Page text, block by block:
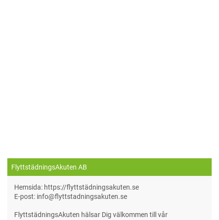
FlyttstädningsAkuten AB
Hemsida: https://flyttstädningsakuten.se
E-post: info@flyttstadningsakuten.se
FlyttstädningsAkuten hälsar Dig välkommen till vår